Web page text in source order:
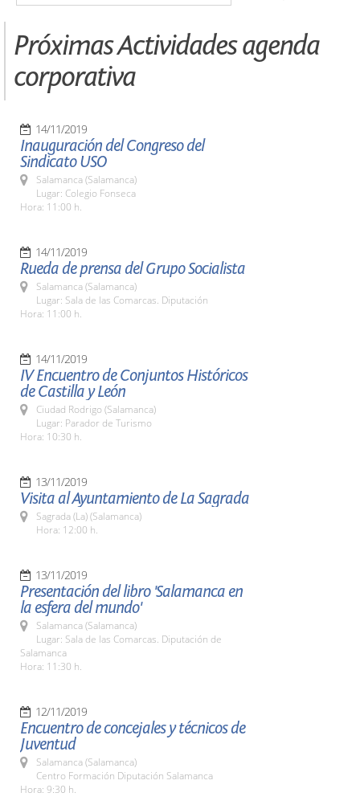
Próximas Actividades agenda
corporativa
14/11/2019
Inauguración del Congreso del
Sindicato USO
Salamanca (Salamanca)
Lugar: Colegio Fonseca
Hora: 11:00 h.
14/11/2019
Rueda de prensa del Grupo Socialista
Salamanca (Salamanca)
Lugar: Sala de las Comarcas. Diputación
Hora: 11:00 h.
14/11/2019
IV Encuentro de Conjuntos Históricos
de Castilla y León
Ciudad Rodrigo (Salamanca)
Lugar: Parador de Turismo
Hora: 10:30 h.
13/11/2019
Visita al Ayuntamiento de La Sagrada
Sagrada (La) (Salamanca)
Hora: 12:00 h.
13/11/2019
Presentación del libro 'Salamanca en
la esfera del mundo'
Salamanca (Salamanca)
Lugar: Sala de las Comarcas. Diputación de
Salamanca
Hora: 11:30 h.
12/11/2019
Encuentro de concejales y técnicos de
Juventud
Salamanca (Salamanca)
Centro Formación Diputación Salamanca
Hora: 9:30 h.